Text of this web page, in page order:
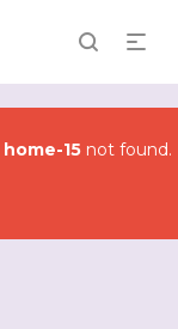
home-15 not found.